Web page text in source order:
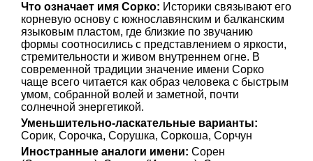
Что означает имя Сорко: Историки связывают его
корневую основу с южнославянским и балканским
языковым пластом, где близкие по звучанию
формы соотносились с представлением о яркости,
стремительности и живом внутреннем огне. В
современной традиции значение имени Сорко
чаще всего читается как образ человека с быстрым
умом, собранной волей и заметной, почти
солнечной энергетикой.
Уменьшительно-ласкательные варианты:
Сорик, Сорочка, Сорушка, Соркоша, Сорчун
Иностранные аналоги имени: Сорен